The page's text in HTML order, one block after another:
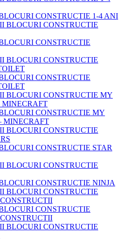
CONSTRUCTIE 1-4 ANI
CONSTRUCTIE
CONSTRUCTIE
CONSTRUCTIE MY
MINECRAFT
CONSTRUCTIE STAR
CONSTRUCTIE NINJA
CONSTRUCTIE